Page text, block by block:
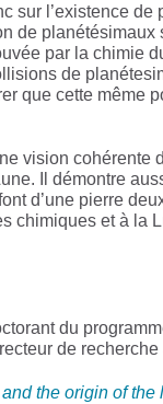
sur l’existence
de
par la chimie
de
que cette même
vision cohérente
Il démontre
d’une pierre
chimiques et à la
du
de
the origin of the